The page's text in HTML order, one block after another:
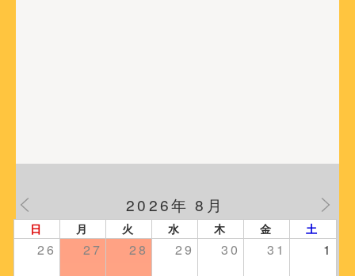
2026年 8月
日 月 火 水 木 金 土
26 27 28 29 30 31 1